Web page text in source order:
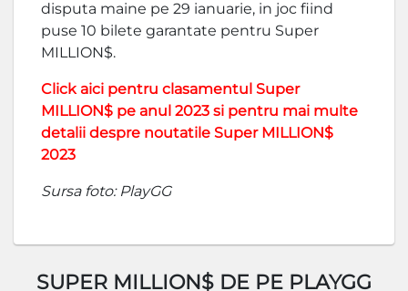
disputa maine pe 29 ianuarie, in joc fiind
puse 10 bilete garantate pentru Super
MILLION$.
Click aici pentru clasamentul Super
MILLION$ pe anul 2023 si pentru mai multe
detalii despre noutatile Super MILLION$
2023
Sursa foto: PlayGG
SUPER MILLION$ DE PE PLAYGG